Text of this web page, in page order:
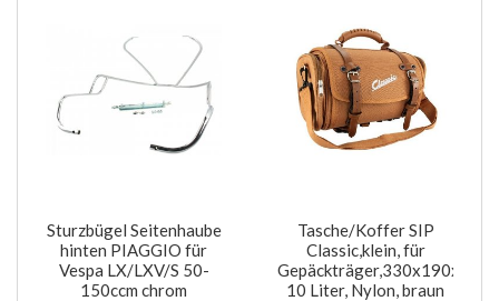
Sturzbügel Seitenhaube
hinten PIAGGIO für
Vespa LX/LXV/S 50-
150ccm chrom
Tasche/Koffer SIP
Classic,klein, für
10 Liter, Nylon, braun